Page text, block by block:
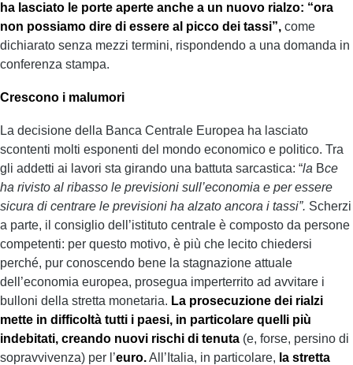
ha lasciato le porte aperte anche a un nuovo rialzo: “ora
non possiamo dire di essere al picco dei tassi”, come
dichiarato senza mezzi termini, rispondendo a una domanda in
conferenza stampa.
Crescono i malumori
La decisione della Banca Centrale Europea ha lasciato
scontenti molti esponenti del mondo economico e politico. Tra
gli addetti ai lavori sta girando una battuta sarcastica: “la Bce
ha rivisto al ribasso le previsioni sull’economia e per essere
sicura di centrare le previsioni ha alzato ancora i tassi”. Scherzi
a parte, il consiglio dell’istituto centrale è composto da persone
competenti: per questo motivo, è più che lecito chiedersi
perché, pur conoscendo bene la stagnazione attuale
dell’economia europea, prosegua imperterrito ad avvitare i
bulloni della stretta monetaria. La prosecuzione dei rialzi
mette in difficoltà tutti i paesi, in particolare quelli più
indebitati, creando nuovi rischi di tenuta (e, forse, persino di
sopravvivenza) per l’euro.All’Italia, in particolare, la stretta